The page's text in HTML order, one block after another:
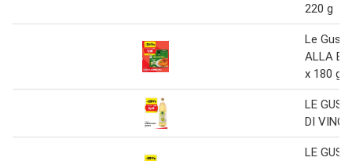
220 g
Le
ALLA
x 180 g
LE
DI VINO
LE